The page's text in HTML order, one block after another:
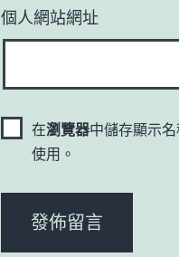
個人網站網址
在瀏覽器中儲存顯示
使用。